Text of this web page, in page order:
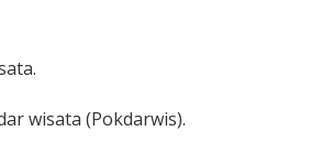
wisata (Pokdarwis).